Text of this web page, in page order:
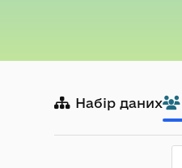
Набір даних